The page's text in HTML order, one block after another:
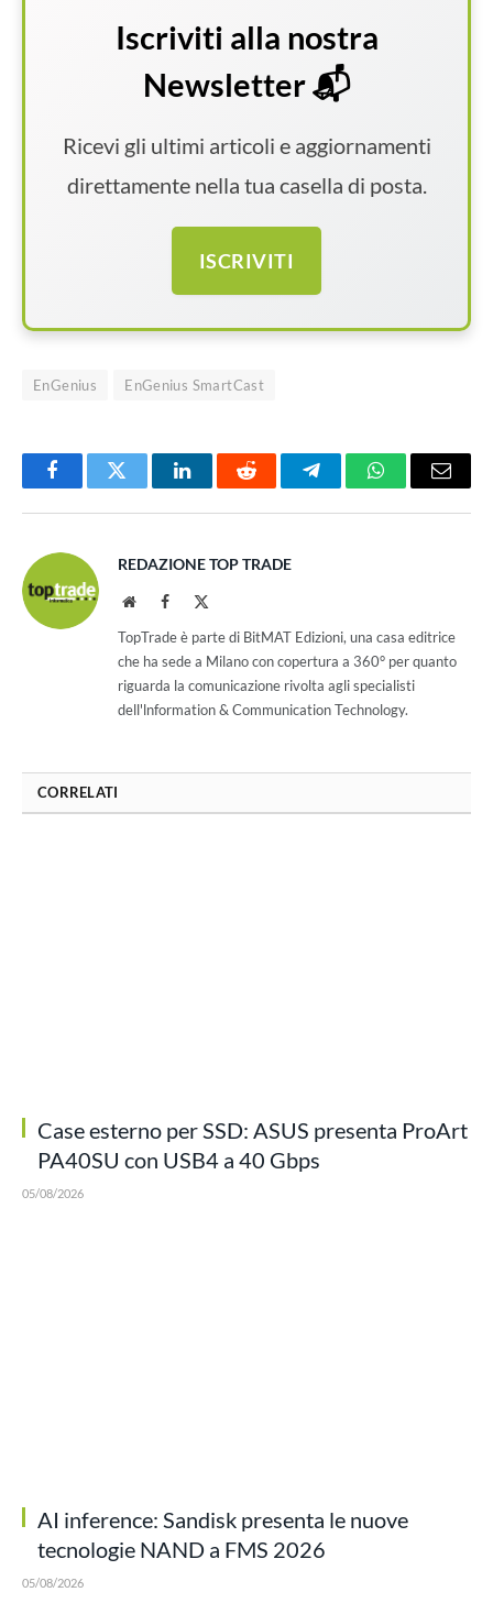
Iscriviti alla nostra
Newsletter 📬
Ricevi gli ultimi articoli e aggiornamenti
direttamente nella tua casella di posta.
ISCRIVITI
EnGenius EnGenius SmartCast
FacebookTwitter LinkedInReddit TelegramWhatsAppEmail
REDAZIONE TOP TRADE
WebsiteFacebook
TopTrade è parte di BitMAT Edizioni, una casa editrice
che ha sede a Milano con copertura a 360° per quanto
riguarda la comunicazione rivolta agli specialisti
dell'lnformation & Communication Technology.
CORRELATI
Case esterno per SSD: ASUS presenta ProArt
PA40SU con USB4 a 40 Gbps
05/08/2026
AI inference: Sandisk presenta le nuove
tecnologie NAND a FMS 2026
05/08/2026